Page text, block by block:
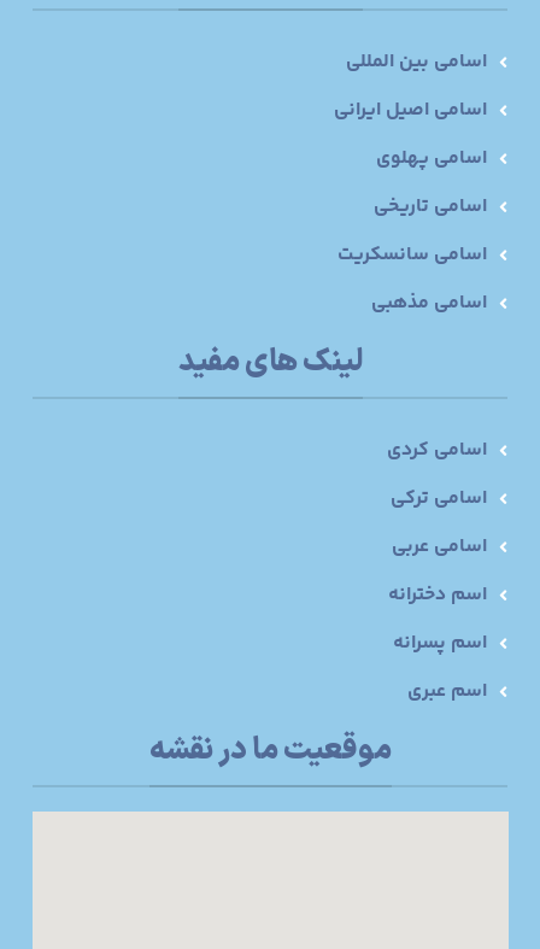
اسامی بین المللی
اسامی اصیل ایرانی
اسامی پهلوی
اسامی تاریخی
اسامی سانسکریت
اسامی مذهبی
لینک های مفید
اسامی کردی
اسامی ترکی
اسامی عربی
اسم دخترانه
اسم پسرانه
اسم عبری
موقعیت ما در نقشه